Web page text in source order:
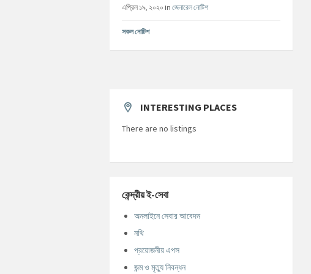
এপ্রিল ১৯, ২০২০ inজেনারেল নোটিশ
সকল নোটিশ
INTERESTING PLACES
There are no listings
কেন্দ্রীয় ই-সেবা
অনলাইনে সেবার আবেদন
নথি
প্রয়োজনীয় এপস
জন্ম ও মৃত্যু নিবন্ধন